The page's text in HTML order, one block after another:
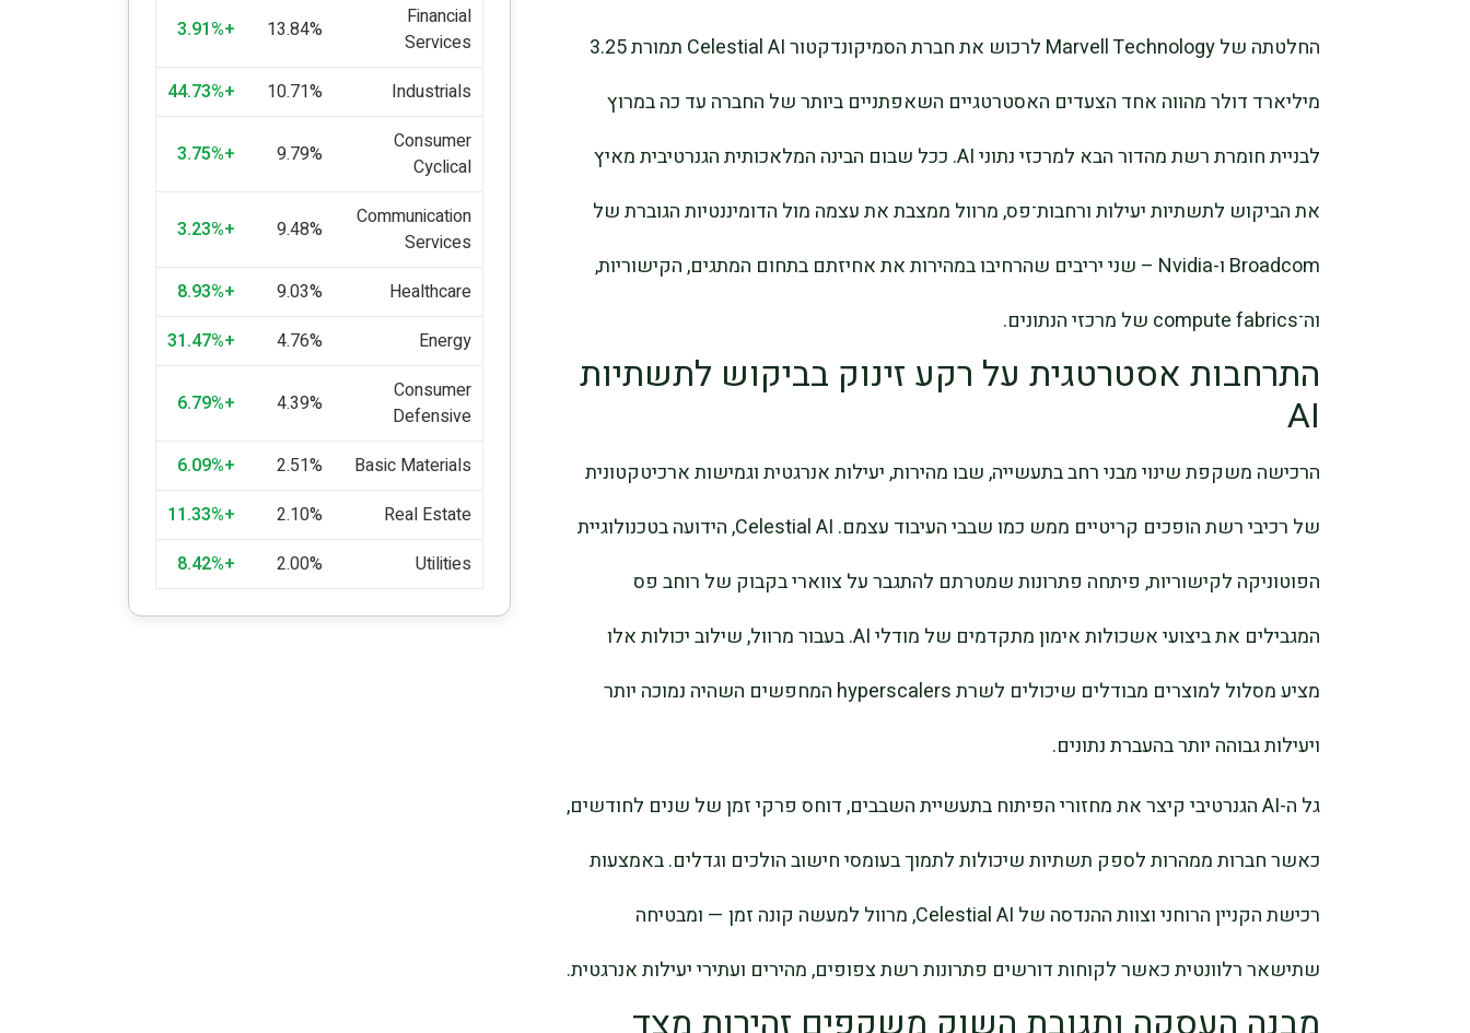
החלטתה של Marvell Technology לרכוש את חברת הסמיקונדקטור Celestial AI תמורת 3.25
מיליארד דולר מהווה אחד הצעדים האסטרטגיים השאפתניים ביותר של החברה עד כה במרוץ
לבניית חומרת רשת מהדור הבא למרכזי נתוני AI. ככל שבום הבינה המלאכותית הגנרטיבית מאיץ
את הביקוש לתשתיות יעילות ורחבות־פס, מרוול ממצבת את עצמה מול הדומיננטיות הגוברת של
Broadcom ו-Nvidia – שני יריבים שהרחיבו במהירות את אחיזתם בתחום המתגים, הקישוריות,
וה־compute fabrics של מרכזי הנתונים.
התרחבות אסטרטגית על רקע זינוק בביקוש לתשתיות
AI
הרכישה משקפת שינוי מבני רחב בתעשייה, שבו מהירות, יעילות אנרגטית וגמישות ארכיטקטונית
של רכיבי רשת הופכים קריטיים ממש כמו שבבי העיבוד עצמם. Celestial AI, הידועה בטכנולוגיית
הפוטוניקה לקישוריות, פיתחה פתרונות שמטרתם להתגבר על צווארי בקבוק של רוחב פס
המגבילים את ביצועי אשכולות אימון מתקדמים של מודלי AI. בעבור מרוול, שילוב יכולות אלו
מציע מסלול למוצרים מבודלים שיכולים לשרת hyperscalers המחפשים השהיה נמוכה יותר
ויעילות גבוהה יותר בהעברת נתונים.
גל ה-AI הגנרטיבי קיצר את מחזורי הפיתוח בתעשיית השבבים, דוחס פרקי זמן של שנים לחודשים,
כאשר חברות ממהרות לספק תשתיות שיכולות לתמוך בעומסי חישוב הולכים וגדלים. באמצעות
רכישת הקניין הרוחני וצוות ההנדסה של Celestial AI, מרוול למעשה קונה זמן — ומבטיחה
שתישאר רלוונטית כאשר לקוחות דורשים פתרונות רשת צפופים, מהירים ועתירי יעילות אנרגטית.
Financial
Services
13.84%
+3.91%
Industrials
10.71%
+44.73%
Consumer
Cyclical
9.79%
+3.75%
Communication
Services
9.48%
+3.23%
Healthcare
9.03%
+8.93%
Energy
4.76%
+31.47%
Consumer
Defensive
4.39%
+6.79%
Basic Materials
2.51%
+6.09%
Real Estate
2.10%
+11.33%
Utilities
2.00%
+8.42%